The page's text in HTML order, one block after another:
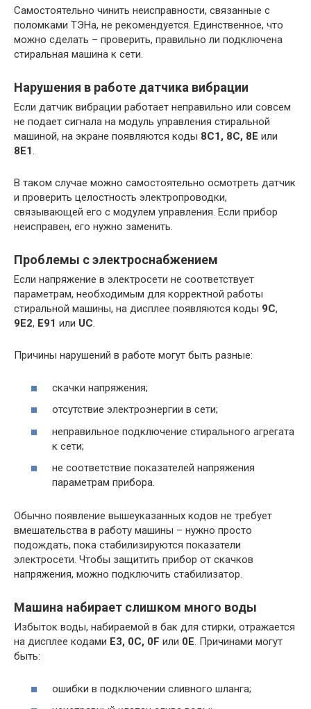
Самостоятельно чинить неисправности, связанные с
поломками ТЭНа, не рекомендуется. Единственное, что
можно сделать – проверить, правильно ли подключена
стиральная машина к сети.
Нарушения в работе датчика вибрации
Если датчик вибрации работает неправильно или совсем
не подает сигнала на модуль управления стиральной
машиной, на экране появляются коды 8C1, 8C, 8E или
8E1.
В таком случае можно самостоятельно осмотреть датчик
и проверить целостность электропроводки,
связывающей его с модулем управления. Если прибор
неисправен, его нужно заменить.
Проблемы с электроснабжением
Если напряжение в электросети не соответствует
параметрам, необходимым для корректной работы
стиральной машины, на дисплее появляются коды 9C,
9E2, E91 или UC.
Причины нарушений в работе могут быть разные:
скачки напряжения;
отсутствие электроэнергии в сети;
неправильное подключение стирального агрегата
к сети;
не соответствие показателей напряжения
параметрам прибора.
Обычно появление вышеуказанных кодов не требует
вмешательства в работу машины – нужно просто
подождать, пока стабилизируются показатели
электросети. Чтобы защитить прибор от скачков
напряжения, можно подключить стабилизатор.
Машина набирает слишком много воды
Избыток воды, набираемой в бак для стирки, отражается
на дисплее кодами E3, 0C, 0F или 0E. Причинами могут
быть:
ошибки в подключении сливного шланга;